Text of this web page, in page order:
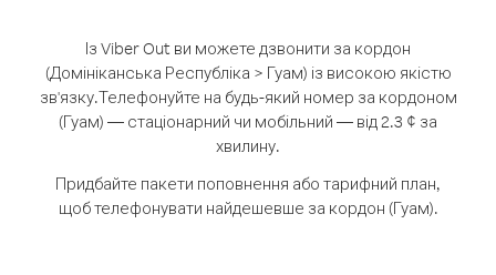
Із Viber Out ви можете дзвонити за кордон
(Домініканська Республіка > Гуам) із високою якістю
зв'язку.Телефонуйте на будь-який номер за кордоном
(Гуам) — стаціонарний чи мобільний — від 2.3 ¢ за
хвилину.
Придбайте пакети поповнення або тарифний план,
щоб телефонувати найдешевше за кордон (Гуам).